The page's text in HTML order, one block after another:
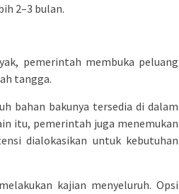
2–3 bulan.
pemerintah membuka peluang
tangga.
bahan bakunya tersedia di dalam
itu, pemerintah juga menemukan
dialokasikan untuk kebutuhan
kajian menyeluruh. Opsi